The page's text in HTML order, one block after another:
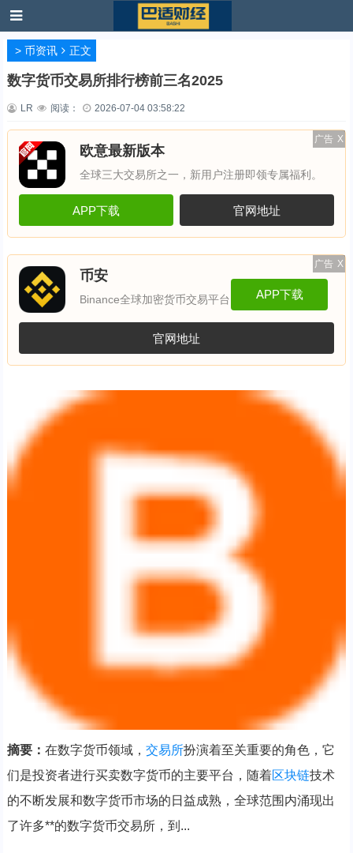
> 币资讯 正文
数字货币交易所排行榜前三名2025
LR 阅读： 2026-07-04 03:58:22
广告 X
欧意最新版本
全球三大交易所之一，新用户注册即领专属福利。
APP下载 官网地址
广告 X
币安
Binance全球加密货币交易平台 APP下载
官网地址
摘要： 在数字货币领域， 交易所扮演着至关重要的角色，它
们是投资者进行买卖数字货币的主要平台，随着区块链技术
的不断发展和数字货币市场的日益成熟，全球范围内涌现出
了许多**的数字货币交易所，到...